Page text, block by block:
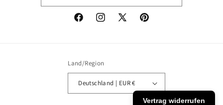
FacebookInstagram
X
Pinterest
Land/Region
Deutschland | EUR €
Vertrag widerrufen